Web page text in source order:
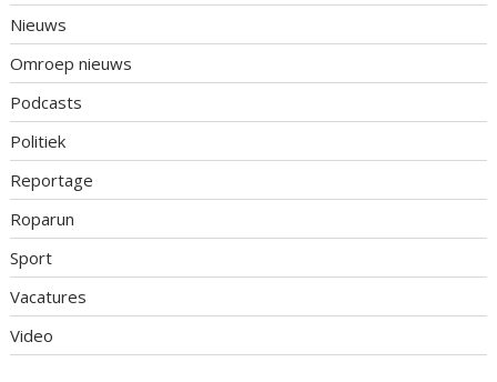
Nieuws
Omroep nieuws
Podcasts
Politiek
Reportage
Roparun
Sport
Vacatures
Video